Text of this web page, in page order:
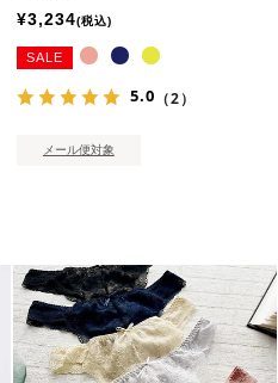
¥3,234 税込
SALE
5.0 （2）
メール便対象